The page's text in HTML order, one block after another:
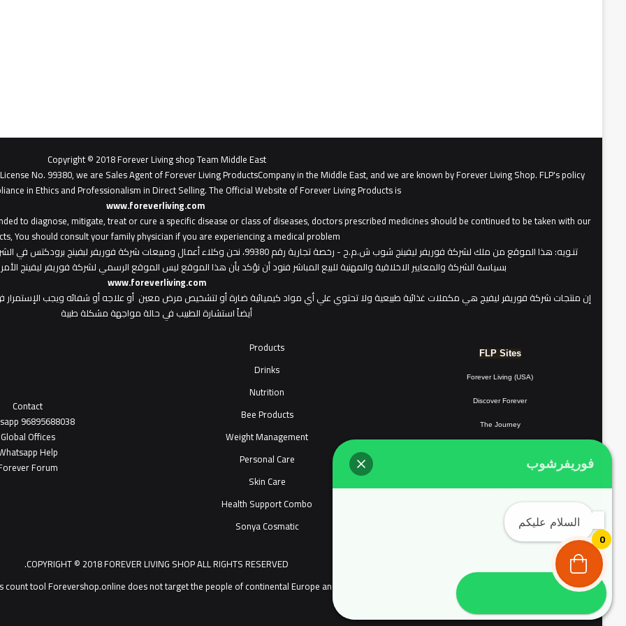
0
Copyright © 2018 Forever Living shop Team Middle East
No. 99380, we are Sales Agent of Forever Living ProductsCompany in the Middle East, and we are known by Forever Living Shop. FLP's policy
in Ethics and Professionalism in Direct Selling. The Official Website of Forever Living Products is
www.foreverliving.com
to diagnose, mitigate, treat or cure a specific disease or class of diseases, doctors prescribed medicines should be continued to be taken with our
You should consult your family physician if you are experiencing a medical problem.
تنـويه
: هذا الموقع من ملك لشركة فوريفر ليفينج شوب ش.م.ح - رخصة تجارية رقم 99380، نحن وكلاء أعمال
بسياسة الشركة والمعايير الاخلاقية والمهنية للبيع المباشر فنود أن نؤكد بأن هذا الموقع ليس الموقع الرسمي لشركة فوريفر ليفينج
www.foreverliving.com
​إن منتجات شركة فوريفر ليفيج هي مكملات غذائية طبيعية ولا تحتوي علي أي مواد كيميائية ضارة أو لتشخيص مرض معين أو علاجه أو شفائه ويجب الإستمرار
أيضاً استشارة الطبيب في حالة مواجهة مشكلة طبية
FLP Sites
Forever Living (USA)
Discover Forever
The Journey
Products
Drinks
Nutrition
Bee Products
Weight Management
Personal Care
Skin Care
Health Support Combo
Sonya Cosmatic
Contact
96895688038
Global Offices
hatsapp Help
Forum
COPYRIGHT © 2018 FOREVER LIVING SHOP ALL RIGHTS RESERVED.
count toolForevershop.online does not target the people of continental Europe and Complyed with EU user consent policy EU Cookie Law يمكنك التحدث مع خدمة عملاء ®Forever Living Products shop 2026
فوريفرشوب
السلام عليكم
تواصل معنا واتساب